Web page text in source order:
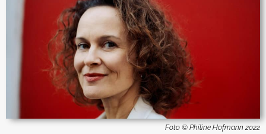
Foto © Philine Hofmann 2022